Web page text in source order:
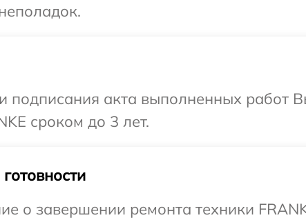
подписания акта выполненных работ
сроком до 3 лет.
о завершении ремонта техники